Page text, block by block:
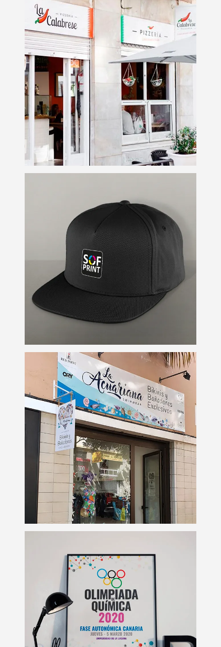
Rotulación Pizzeria La
Calabrese
Rotulación
Gorras
Personalización
Rotulación tienda de
ropa
Rotulación
Carteles
Impresión digital